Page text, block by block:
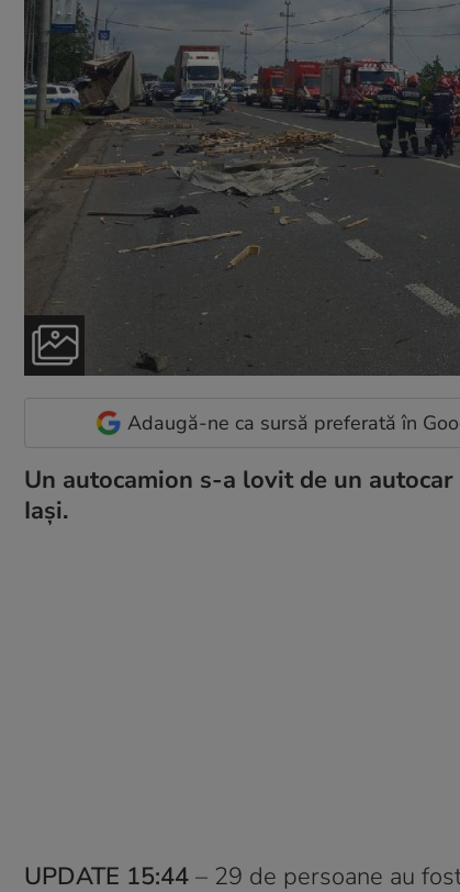
Adaugă-ne ca sursă preferată în
Un autocamion s-a lovit de un
Iași.
UPDATE 15:44 – 29 de persoane au